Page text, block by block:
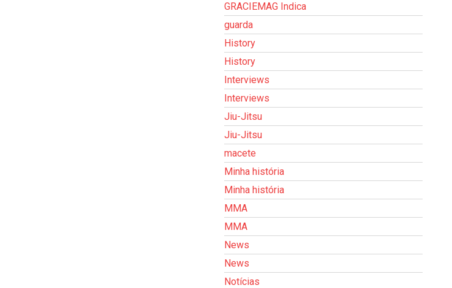
GRACIEMAG Indica
guarda
History
History
Interviews
Interviews
Jiu-Jitsu
Jiu-Jitsu
macete
Minha história
Minha história
MMA
MMA
News
News
Notícias